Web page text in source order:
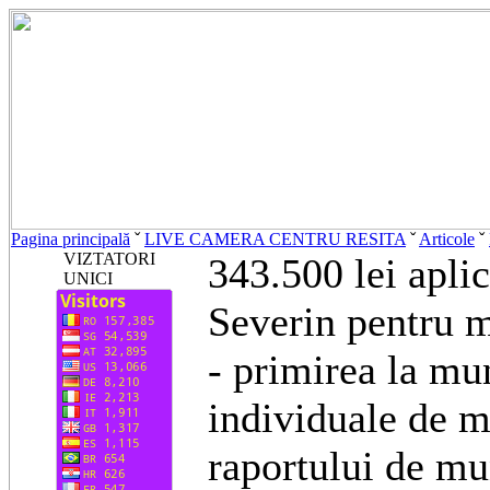
Pagina principală ˇLIVE CAMERA CENTRU RESITA ˇArticole ˇ
VIZTATORI
UNICI
343.500 lei
Severin pentru
- primirea la
individuale de
raportului de